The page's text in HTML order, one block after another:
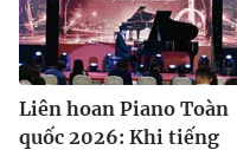
Liên hoan Piano Toàn
quốc 2026: Khi tiếng